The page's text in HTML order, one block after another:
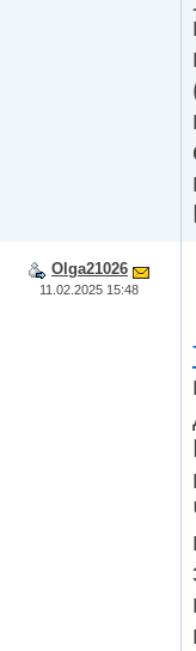
Olga21026
11.02.2025 15:48